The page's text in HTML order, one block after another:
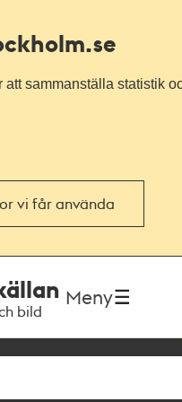
sammanställa statistik
vi får använda
bild
Meny